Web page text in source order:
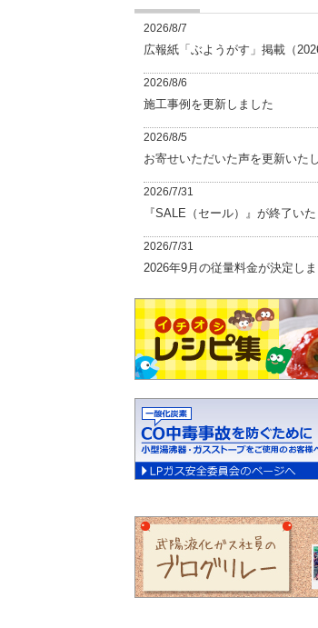
2026/8/7
広報紙「ぶようがす」掲載（
2026/8/6
施工事例を更新しました
2026/8/5
お寄せいただいた声を更新いた
2026/7/31
『SALE（セール）』が終了い
2026/7/31
2026年9月の従量料金が決定し